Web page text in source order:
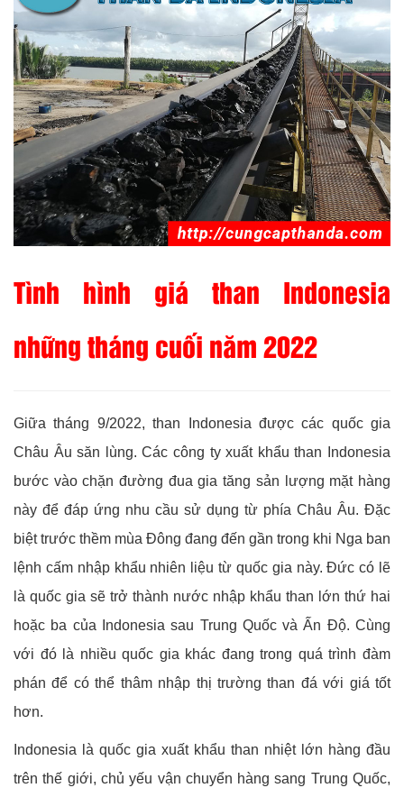
Tình hình giá than Indonesia
những tháng cuối năm 2022
Giữa tháng 9/2022, than Indonesia được các quốc gia
Châu Âu săn lùng. Các công ty xuất khẩu than Indonesia
bước vào chặn đường đua gia tăng sản lượng mặt hàng
này để đáp ứng nhu cầu sử dụng từ phía Châu Âu. Đặc
biệt trước thềm mùa Đông đang đến gần trong khi Nga ban
lệnh cấm nhập khẩu nhiên liệu từ quốc gia này. Đức có lẽ
là quốc gia sẽ trở thành nước nhập khẩu than lớn thứ hai
hoặc ba của Indonesia sau Trung Quốc và Ấn Độ. Cùng
với đó là nhiều quốc gia khác đang trong quá trình đàm
phán để có thể thâm nhập thị trường than đá với giá tốt
hơn.
Indonesia là quốc gia xuất khẩu than nhiệt lớn hàng đầu
trên thế giới, chủ yếu vận chuyển hàng sang Trung Quốc,